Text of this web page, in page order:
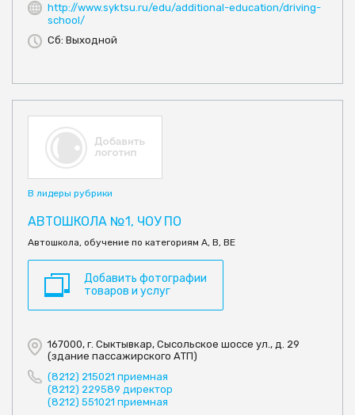
http://www.syktsu.ru/edu/additional-education/driving-
school/
Сб: Выходной
В лидеры рубрики
АВТОШКОЛА №1, ЧОУ ПО
Автошкола, обучение по категориям А, В, ВЕ
Добавить фотографии
товаров и услуг
167000, г. Сыктывкар, Сысольское шоссе ул., д. 29
(здание пассажирского АТП)
(8212) 215021 приемная
(8212) 229589 директор
(8212) 551021 приемная